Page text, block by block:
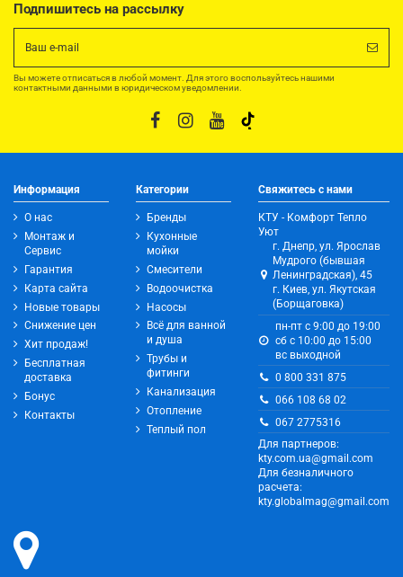
Подпишитесь на рассылку
Вы можете отписаться в любой момент. Для этого воспользуйтесь нашими
контактными данными в юридическом уведомлении.
Информация
О нас
Монтаж и
Сервис
Гарантия
Карта сайта
Новые товары
Снижение цен
Хит продаж!
Бесплатная
доставка
Бонус
Контакты
Категории
Бренды
Кухонные
мойки
Смесители
Водоочистка
Насосы
Всё для ванной
и душа
Трубы и
фитинги
Канализация
Отопление
Теплый пол
Свяжитесь с нами
КТУ - Комфорт Тепло
Уют
г. Днепр, ул. Ярослав
Мудрого (бывшая
Ленинградская), 45
г. Киев, ул. Якутская
(Борщаговка)
пн-пт с 9:00 до 19:00
сб с 10:00 до 15:00
вс выходной
0 800 331 875
066 108 68 02
067 2775316
Для партнеров:
kty.com.ua@gmail.com
Для безналичного
расчета:
kty.globalmag@gmail.com